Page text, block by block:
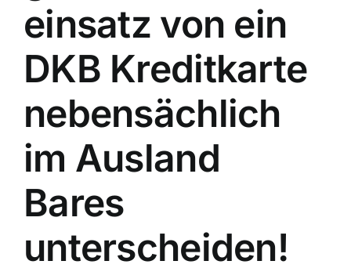
einsatz von ein
DKB Kreditkarte
nebensächlich
im Ausland
Bares
unterscheiden!